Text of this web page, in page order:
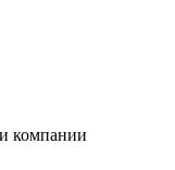
компании